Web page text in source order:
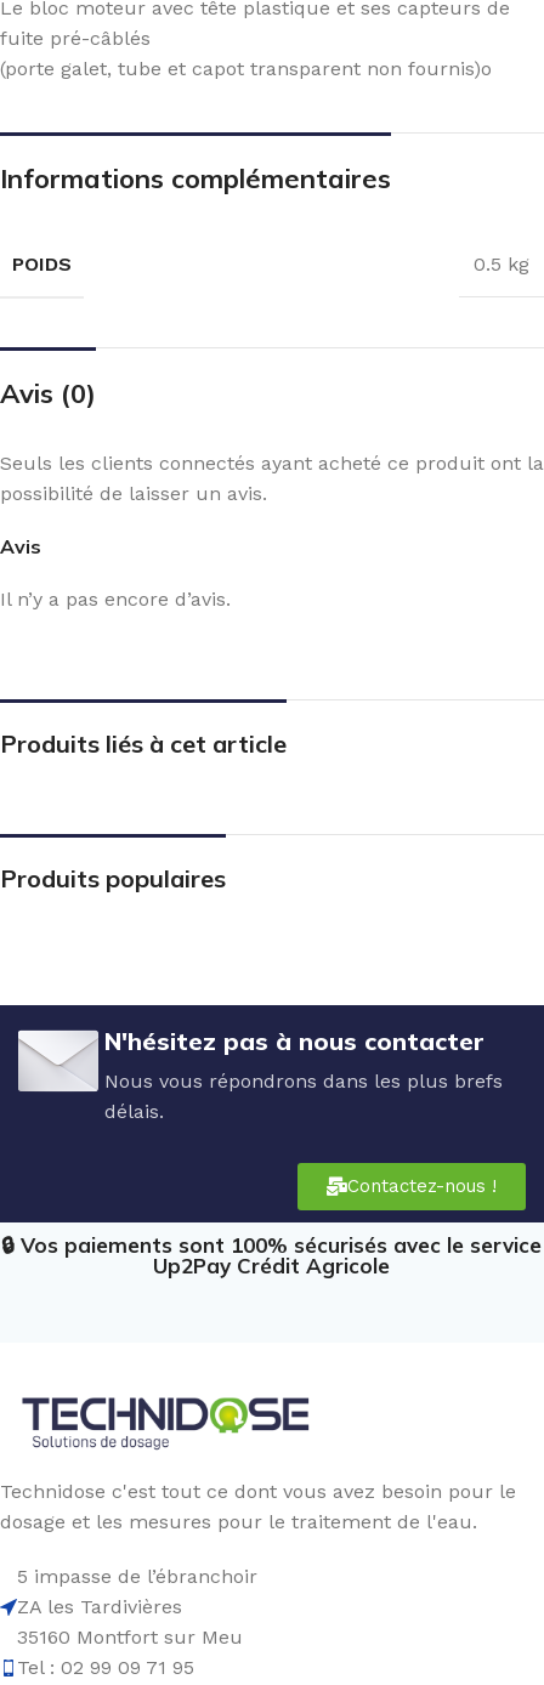
Le bloc moteur avec tête plastique et ses capteurs de
fuite pré-câblés
(porte galet, tube et capot transparent non fournis)o
Informations complémentaires
POIDS 0.5 kg
Avis (0)
Avis
Il n’y a pas encore d’avis.
Seuls les clients connectés ayant acheté ce produit ont la
possibilité de laisser un avis.
Produits liés à cet article
Produits populaires
N'hésitez pas à nous contacter
Nous vous répondrons dans les plus brefs
délais.
Contactez-nous !
🔒 Vos paiements sont 100% sécurisés avec le service
Up2Pay Crédit Agricole
Technidose c'est tout ce dont vous avez besoin pour le
dosage et les mesures pour le traitement de l'eau.
5 impasse de l’ébranchoir
ZA les Tardivières
35160 Montfort sur Meu
Tel : 02 99 09 71 95